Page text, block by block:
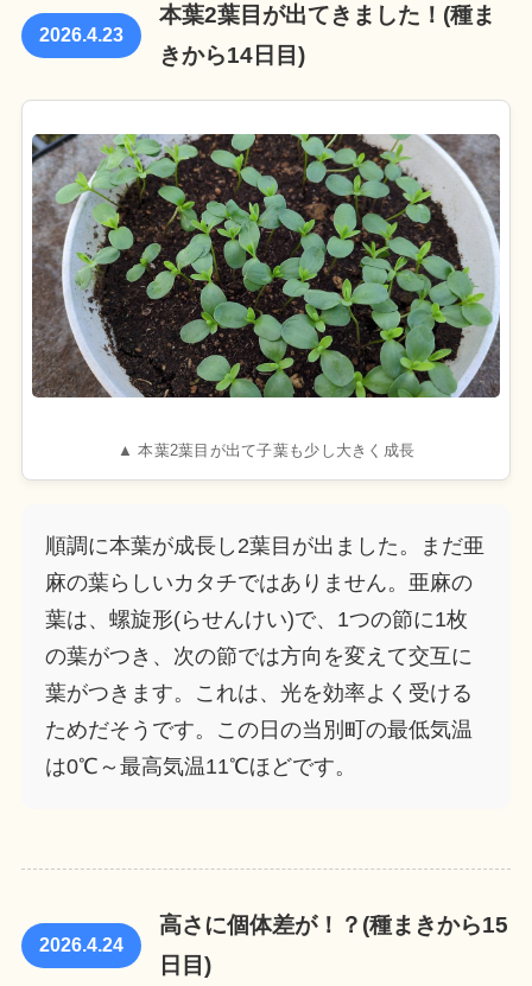
2026.4.23
本葉2葉目が出てきました！(種ま
きから14日目)
▲ 本葉2葉目が出て子葉も少し大きく成長
順調に本葉が成長し2葉目が出ました。まだ亜
麻の葉らしいカタチではありません。亜麻の
葉は、螺旋形(らせんけい)で、1つの節に1枚
の葉がつき、次の節では方向を変えて交互に
葉がつきます。これは、光を効率よく受ける
ためだそうです。この日の当別町の最低気温
は0℃～最高気温11℃ほどです。
2026.4.24
高さに個体差が！？(種まきから15
日目)